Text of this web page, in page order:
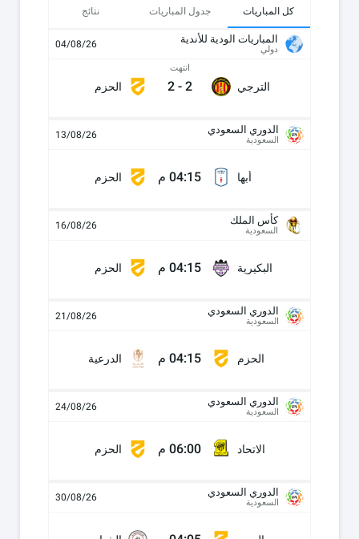
كل المباريات جدول المباريات نتائج
المباريات الودية للأندية
دولي 04/08/26
الترجي
انتهت
2
-
2 الحزم
الدوري السعودي
السعودية 13/08/26
أبها 04:15 م الحزم
كأس الملك
السعودية 16/08/26
البكيرية 04:15 م الحزم
الدوري السعودي
السعودية 21/08/26
الحزم 04:15 م الدرعية
الدوري السعودي
السعودية 24/08/26
الاتحاد 06:00 م الحزم
الدوري السعودي
السعودية 30/08/26